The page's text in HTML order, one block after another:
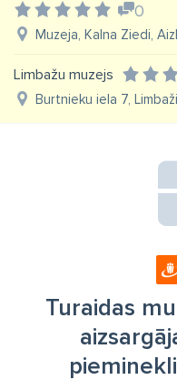
0
Muzeja, Kalna Ziedi,
Limbažu muzejs
Burtnieku iela 7,
Turaidas